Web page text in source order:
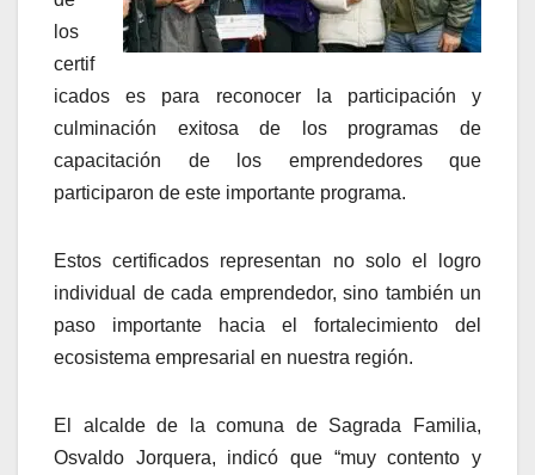
los
certif
icados es para reconocer la participación y
culminación exitosa de los programas de
capacitación de los emprendedores que
participaron de este importante programa.
Estos certificados representan no solo el logro
individual de cada emprendedor, sino también un
paso importante hacia el fortalecimiento del
ecosistema empresarial en nuestra región.
El alcalde de la comuna de Sagrada Familia,
Osvaldo Jorquera, indicó que “muy contento y